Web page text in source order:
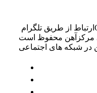
ارتباط از طریق تلگرام
مرکزآهن محفوظ است
در شبکه های اجتماعی